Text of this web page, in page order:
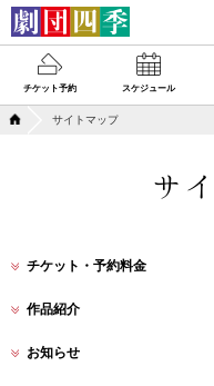
チケット予約 スケジュール
サイトマップ
サ
チケット・予約料金
作品紹介
お知らせ